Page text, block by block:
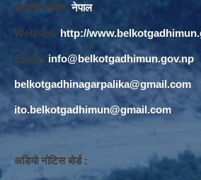
बागमती प्रदेश, नेपाल
Website: http://
Email: info@belkotgadhimun.gov.np
belkotgadhinagarpalika@gmail.com
ito.belkotgadhimun@gmail.com
अडियो नोटिस बोर्ड :